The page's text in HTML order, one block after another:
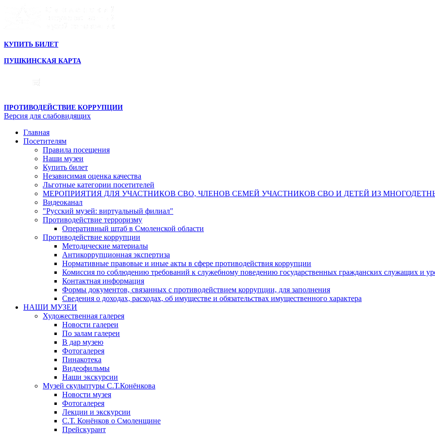
КУПИТЬ БИЛЕТ
ПУШКИНСКАЯ КАРТА
ПРОТИВОДЕЙСТВИЕ КОРРУПЦИИ
Версия для слабовидящих
Главная
Посетителям
Правила посещения
Наши музеи
Купить билет
Независимая оценка качества
Льготные категории посетителей
МЕРОПРИЯТИЯ ДЛЯ УЧАСТНИКОВ СВО, ЧЛЕНОВ СЕМЕЙ УЧАСТНИКОВ СВО И ДЕТЕЙ ИЗ
Видеоканал
"Русский музей: виртуальный филиал"
Противодействие терроризму
Оперативный штаб в Смоленской области
Противодействие коррупции
Методические материалы
Антикоррупционная экспертиза
Нормативные правовые и иные акты в сфере противодействия коррупции
Комиссия по соблюдению требований к служебному поведению государственных гражданских служащих и
Контактная информация
Формы документов, связанных с противодействием коррупции, для заполнения
Сведения о доходах, расходах, об имуществе и обязательствах имущественного характера
НАШИ МУЗЕИ
Художественная галерея
Новости галереи
По залам галереи
В дар музею
Фотогалерея
Пинакотека
Видеофильмы
Наши экскурсии
Музей скульптуры С.Т.Конёнкова
Новости музея
Фотогалерея
Лекции и экскурсии
С.Т. Конёнков о Смоленщине
Прейскурант